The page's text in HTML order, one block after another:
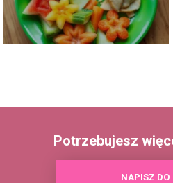
Potrzebujesz
NAPISZ DO